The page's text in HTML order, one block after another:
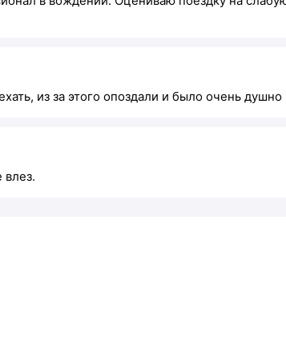
из за этого опоздали и было очень
влез.